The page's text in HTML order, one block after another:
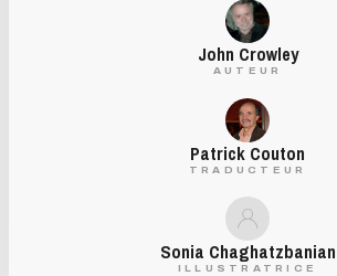
John Crowley
AUTEUR
Patrick Couton
TRADUCTEUR
Sonia Chaghatzbanian
ILLUSTRATRICE